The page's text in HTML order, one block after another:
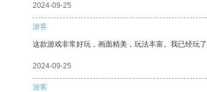
2024-09-25
游客
这款游戏非常好玩，画面精美，玩法丰富。我已经玩
2024-09-25
游客